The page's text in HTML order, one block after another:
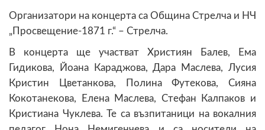
Организатори на концерта са Община Стрелча и НЧ
„Просвещение-1871 г.“ – Стрелча.
В концерта ще участват Християн Балев, Ема
Гидикова, Йоана Караджова, Дара Маслева, Лусия
Кристин Цветанкова, Полина Футекова, Сияна
Кокотанекова, Елена Маслева, Стефан Калпаков и
Кристиана Чуклева. Те са възпитаници на вокалния